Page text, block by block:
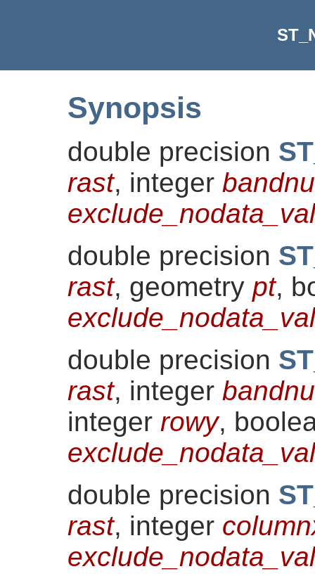
Synopsis
double precision
rast, integer
double precision
rast, geometry pt,
double precision
rast, integer
integer rowy,
double precision
rast, integer